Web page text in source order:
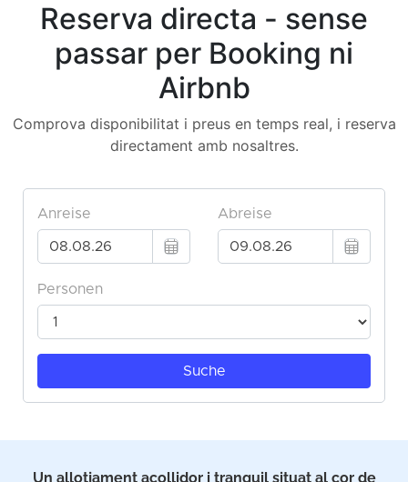
Reserva directa - sense
passar per Booking ni
Airbnb
Comprova disponibilitat i preus en temps real, i reserva
directament amb nosaltres.
Un allotjament acollidor i tranquil situat al cor de